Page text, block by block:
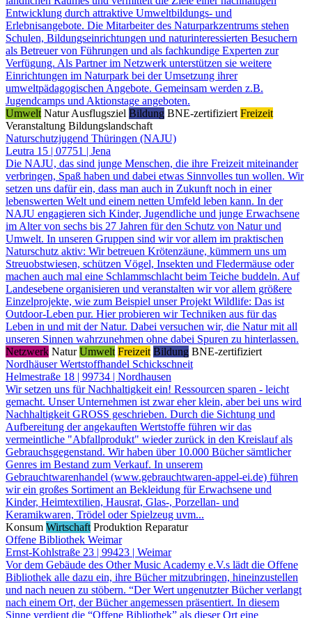
Entwicklung durch attraktive Umweltbildungs- und
Erlebnisangebote. Die Mitarbeiter des Naturparkzentrums stehen
Schulen, Bildungseinrichtungen und naturinteressierten Besuchern
als Betreuer von Führungen und als fachkundige Experten zur
Verfügung. Als Partner im Netzwerk unterstützen sie weitere
Einrichtungen im Naturpark bei der Umsetzung ihrer
umweltpädagogischen Angebote. Gemeinsam werden z.B.
Jugendcamps und Aktionstage angeboten.
Umwelt Natur Ausflugsziel Bildung BNE-zertifiziert Freizeit
Veranstaltung Bildungslandschaft
Naturschutzjugend Thüringen (NAJU)
Leutra 15 | 07751 | Jena
Die NAJU, das sind junge Menschen, die ihre Freizeit miteinander
verbringen, Spaß haben und dabei etwas Sinnvolles tun wollen. Wir
setzen uns dafür ein, dass man auch in Zukunft noch in einer
lebenswerten Welt und einem netten Umfeld leben kann. In der
NAJU engagieren sich Kinder, Jugendliche und junge Erwachsene
im Alter von sechs bis 27 Jahren für den Schutz von Natur und
Umwelt. In unseren Gruppen sind wir vor allem im praktischen
Naturschutz aktiv: Wir betreuen Krötenzäune, kümmern uns um
Streuobstwiesen, schützen Vögel, Insekten und Fledermäuse oder
machen auch mal eine Schlammschlacht beim Teiche buddeln. Auf
Landesebene organisieren und veranstalten wir vor allem größere
Einzelprojekte, wie zum Beispiel unser Projekt Wildlife: Das ist
Outdoor-Leben pur. Hier probieren wir Techniken aus für das
Leben in und mit der Natur. Dabei versuchen wir, die Natur mit all
unseren Sinnen wahrzunehmen ohne dabei Spuren zu hinterlassen.
Netzwerk Natur Umwelt Freizeit Bildung BNE-zertifiziert
Nordhäuser Wertstoffhandel Schickschneit
Helmestraße 18 | 99734 | Nordhausen
Wir setzen uns für Nachhaltigkeit ein! Ressourcen sparen - leicht
gemacht. Unser Unternehmen ist zwar eher klein, aber bei uns wird
Nachhaltigkeit GROSS geschrieben. Durch die Sichtung und
Aufbereitung der angekauften Wertstoffe führen wir das
vermeintliche "Abfallprodukt" wieder zurück in den Kreislauf als
Gebrauchsgegenstand. Wir haben über 10.000 Bücher sämtlicher
Genres im Bestand zum Verkauf. In unserem
Gebrauchtwarenhandel (www.gebrauchtwaren-appel-ei.de) führen
wir ein großes Sortiment an Bekleidung für Erwachsene und
Kinder, Heimtextilien, Hausrat, Glas-, Porzellan- und
Keramikwaren, Trödel oder Spielzeug uvm...
Konsum Wirtschaft Produktion Reparatur
Offene Bibliothek Weimar
Ernst-Kohlstraße 23 | 99423 | Weimar
Vor dem Gebäude des Other Music Academy e.V.s lädt die Offene
Bibliothek alle dazu ein, ihre Bücher mitzubringen, hineinzustellen
und nach neuen zu stöbern. “Der Wert ungenutzter Bücher verlangt
nach einem Ort, der Bücher angemessen präsentiert. In diesem
Sinne verdient die “Offene Bibliothek” als dieser Ort eine